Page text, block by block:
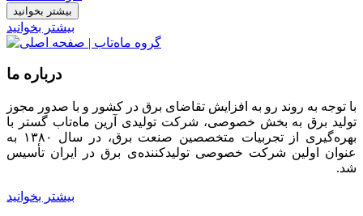
بیشتر بخوانید
بیشتر بخوانید
درباره ما
با توجه به روند رو به افزایش تقاضای برق در کشور و با صدور مجوز
تولید برق به بخش خصوصی، شرکت تولیدی آرین ماه‌تاب گستر با
بهره‌گیری از تجربیات متخصصین صنعت برق، در سال ۱۳۸۰ به
عنوان اولین شرکت خصوصی تولیدکننده‌ی برق در ایران تأسیس
شد.
بیشتر بخوانید